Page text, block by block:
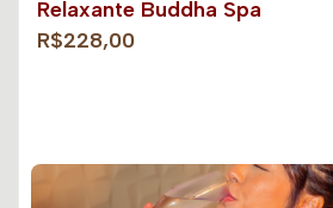
Relaxante Buddha Spa
R$228,00